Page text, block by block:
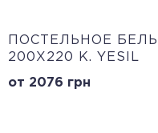
ПОСТЕЛЬНОЕ БЕЛЬЕ
200Х220 K. YESIL
от 2076 грн